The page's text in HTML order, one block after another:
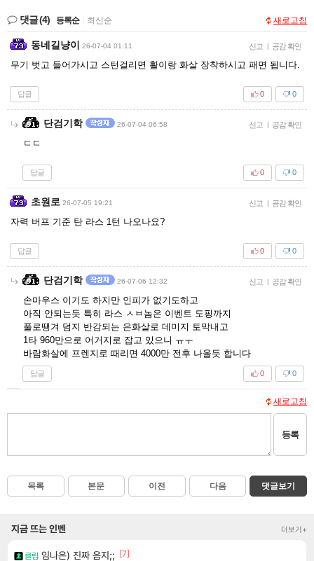
댓글(4) 등록순 최신순 새로고침
동네길냥이 26-07-04 01:11 신고 | 공감 확인
무기 벗고 들어가시고 스턴걸리면 활이랑 화살 장착하시고 패면 됩니다.
답글 0
0
단검기학 26-07-04 06:58 신고 | 공감 확인
ㄷㄷ
답글 0
0
초원로 26-07-05 19:21 신고 | 공감 확인
자력 버프 기준 탄 라스 1턴 나오나요?
답글 0
0
단검기학 26-07-06 12:32 신고 | 공감 확인
손마우스 이기도 하지만 인피가 없기도하고
아직 안되는듯 특히 라스 ㅅㅂ놈은 이벤트 도핑까지
풀로땡겨 덤지 반감되는 은화살로 데미지 토막내고
1타 960만으로 어거지로 잡고 있으니 ㅠㅜ
바람화살에 프렌지로 때리면 4000만 전후 나올듯 합니다
답글 0
0
새로고침
등록
목록 본문 이전 다음 댓글보기
지금 뜨는 인벤 더보기+
클립 임나은) 진짜 음지;; [7]